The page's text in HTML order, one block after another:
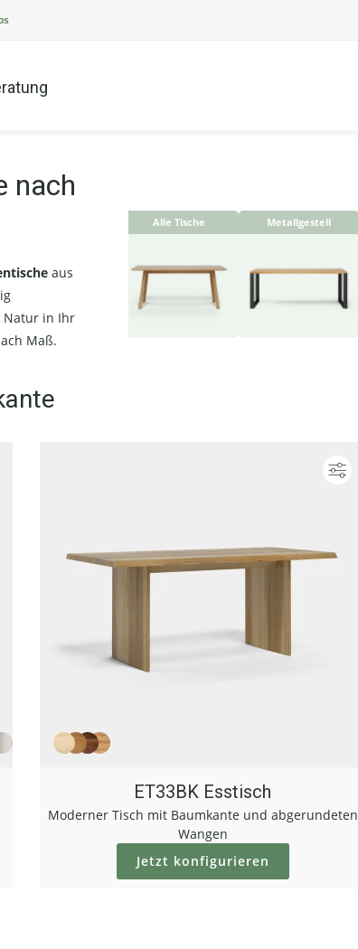
nach
aus
Natur in Ihr
Maß.
Alle Tische Metallgestell
ET33BK Esstisch
Moderner Tisch mit Baumkante und abgerundeten
Wangen
Jetzt konfigurieren